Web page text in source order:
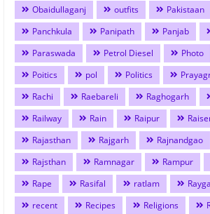
Obaidullaganj
outfits Pakistaan
Panchkula
Panipath Panjab
Paraswada
Petrol Diesel Photo
Poitics
pol Politics
Rachi
Raebareli Raghogarh
Railway
Rain Raipur
Rajasthan
Rajgarh Rajnandgao
Rajsthan
Ramnagar Rampur
Rape
Rasifal ratlam
recent
Recipes Religions